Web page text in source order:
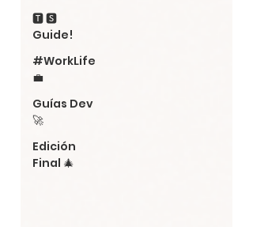
🆃 🆂
Guide!
#WorkLife
💼
Guías Dev
🚀
Edición
Final 🎄